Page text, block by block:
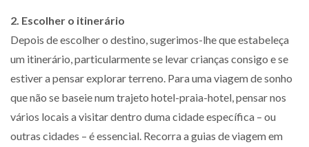
2. Escolher o itinerário
Depois de escolher o destino, sugerimos-lhe que estabeleça
um itinerário, particularmente se levar crianças consigo e se
estiver a pensar explorar terreno. Para uma viagem de sonho
que não se baseie num trajeto hotel-praia-hotel, pensar nos
vários locais a visitar dentro duma cidade específica – ou
outras cidades – é essencial. Recorra a guias de viagem em